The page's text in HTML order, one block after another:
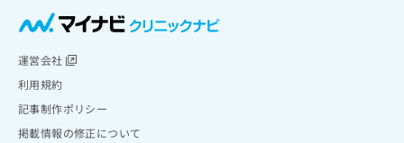
運営会社
利用規約
記事制作ポリシー
掲載情報の修正について